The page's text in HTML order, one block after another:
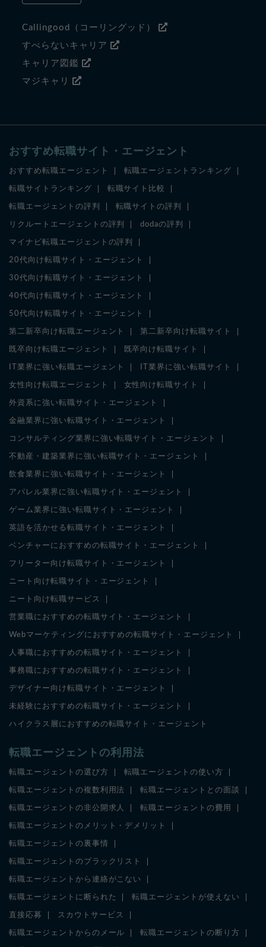
Callingood（コーリングッド）
すべらないキャリア
キャリア図鑑
マジキャリ
おすすめ転職サイト・エージェント
おすすめ転職エージェント 転職エージェントランキング
転職サイトランキング 転職サイト比較
転職エージェントの評判 転職サイトの評判
リクルートエージェントの評判 dodaの評判
マイナビ転職エージェントの評判
20代向け転職サイト・エージェント
30代向け転職サイト・エージェント
40代向け転職サイト・エージェント
50代向け転職サイト・エージェント
第二新卒向け転職エージェント 第二新卒向け転職サイト
既卒向け転職エージェント 既卒向け転職サイト
IT業界に強い転職エージェント IT業界に強い転職サイト
女性向け転職エージェント 女性向け転職サイト
外資系に強い転職サイト・エージェント
金融業界に強い転職サイト・エージェント
コンサルティング業界に強い転職サイト・エージェント
不動産・建築業界に強い転職サイト・エージェント
飲食業界に強い転職サイト・エージェント
アパレル業界に強い転職サイト・エージェント
ゲーム業界に強い転職サイト・エージェント
英語を活かせる転職サイト・エージェント
ベンチャーにおすすめの転職サイト・エージェント
フリーター向け転職サイト・エージェント
ニート向け転職サイト・エージェント
ニート向け転職サービス
営業職におすすめの転職サイト・エージェント
Webマーケティングにおすすめの転職サイト・エージェント
人事職におすすめの転職サイト・エージェント
事務職におすすめの転職サイト・エージェント
デザイナー向け転職サイト・エージェント
未経験におすすめの転職サイト・エージェント
ハイクラス層におすすめの転職サイト・エージェント
転職エージェントの利用法
転職エージェントの選び方 転職エージェントの使い方
転職エージェントの複数利用法 転職エージェントとの面談
転職エージェントの非公開求人 転職エージェントの費用
転職エージェントのメリット・デメリット
転職エージェントの裏事情
転職エージェントのブラックリスト
転職エージェントから連絡がこない
転職エージェントに断られた 転職エージェントが使えない
直接応募 スカウトサービス
転職エージェントからのメール 転職エージェントの断り方